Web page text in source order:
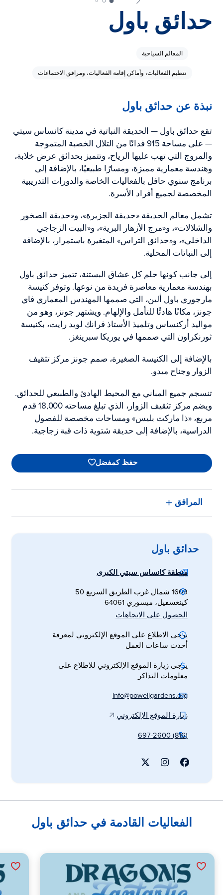
حدائق باول
المعالم السياحية
تنظيم الفعاليات، وأماكن إقامة الفعاليات، ومرافق الاجتماعات
نبذة عن حدائق باول
تقع حدائق باول — الحديقة النباتية في مدينة كانساس سيتي
— على مساحة 915 فدانًا من التلال الخصبة المتموجة
والمروج التي تهب عليها الرياح، وتتميز بحدائق عرض خلابة،
وهندسة معمارية مميزة، ومسارًا طبيعيًا، بالإضافة إلى
برنامج سنوي حافل بالفعاليات الخاصة والدورات التدريبية
المخصصة لجميع أفراد الأسرة.
تشمل معالم الحديقة «حديقة الجزيرة»، و«حديقة الصخور
والشلالات»، و«مرج الأزهار البرية»، و«البيت الزجاجي
الداخلي»، و«حدائق التراس» المتغيرة باستمرار، بالإضافة
إلى النباتات المحلية.
إلى جانب كونها حلم كل عشاق البستنة، تتميز حدائق باول
بهندسة معمارية معاصرة فريدة من نوعها. وتوفر كنيسة
مارجوري باول ألين، التي صممها المهندس المعماري فاي
جونز، مكانًا هادئًا للتأمل والإلهام. ويشتهر جونز، وهو من
مواليد أركنساس وتلميذ الأستاذ فرانك لويد رايت، بكنيسة
ثورنكراون التي صممها في يوريكا سبرينغز.
بالإضافة إلى الكنيسة الصغيرة، صمم جونز مركز تثقيف
الزوار وجناح ميدو.
تنسجم جميع المباني مع المحيط الهادئ والطبيعي للحدائق.
ويضم مركز تثقيف الزوار، الذي تبلغ مساحته 18,000 قدم
مربع، «ذا ماركت بليس» ومساحات مخصصة للفصول
الدراسية، بالإضافة إلى حديقة شتوية ذات قبة زجاجية.
حفظ كمفضل
المرافق
حدائق باول
منطقة كانساس سيتي الكبرى
1609 شمال غرب الطريق السريع 50
كينغسفيل، ميسوري 64061
الحصول على الاتجاهات
يرجى الاطلاع على الموقع الإلكتروني لمعرفة
أحدث ساعات العمل
يرجى زيارة الموقع الإلكتروني للاطلاع على
معلومات التذاكر
info@powellgardens.org
زيارة الموقع الإلكتروني
(816) 697-2600
الفعاليات القادمة في حدائق باول